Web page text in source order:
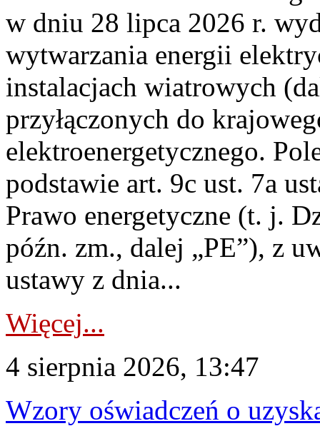
w dniu 28 lipca 2026 r.
wytwarzania energii
instalacjach wiatrowych
przyłączonych do
elektroenergetycznego.
podstawie art. 9c ust. 7a
Prawo energetyczne (t. j.
późn. zm., dalej „PE”), z
ustawy z dnia...
Więcej...
4 sierpnia 2026, 13:47
Wzory oświadczeń o